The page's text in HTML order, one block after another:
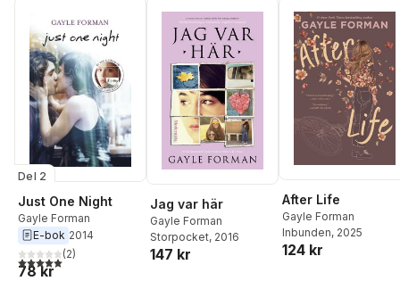
Del 2
Just One Night
Gayle Forman
E-bok 2014
5,0utav 5 stjärnor. Totalt antal röster:
(2)
78 kr
Jag var här
Gayle Forman
Storpocket, 2016
147 kr
After Life
Gayle Forman
Inbunden, 2025
124 kr